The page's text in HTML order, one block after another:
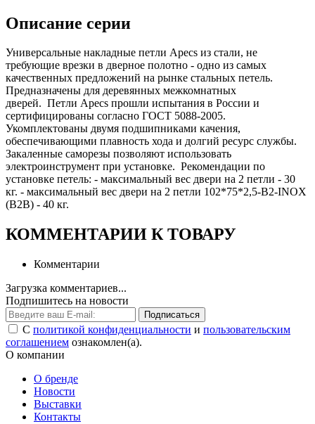
Описание серии
Универсальные накладные петли Apecs из стали, не
требующие врезки в дверное полотно - одно из самых
качественных предложений на рынке стальных петель.
Предназначены для деревянных межкомнатных
дверей. Петли Apecs прошли испытания в России и
сертифицированы согласно ГОСТ 5088-2005.
Укомплектованы двумя подшипниками качения,
обеспечивающими плавность хода и долгий ресурс службы.
Закаленные саморезы позволяют использовать
электроинструмент при установке. Рекомендации по
установке петель: - максимальный вес двери на 2 петли - 30
кг. - максимальный вес двери на 2 петли 102*75*2,5-B2-INOX
(B2B) - 40 кг.
КОММЕНТАРИИ К ТОВАРУ
Комментарии
Загрузка комментариев...
Подпишитесь на новости
Подписаться
С политикой конфиденциальности и пользовательским
соглашением ознакомлен(а).
О компании
О бренде
Новости
Выставки
Контакты